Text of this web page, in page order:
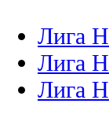
Лига
Лига
Лига